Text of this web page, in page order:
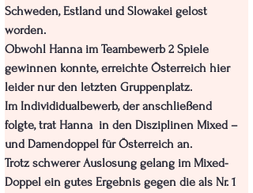
Schweden, Estland und Slowakei gelost
worden.
Obwohl Hanna im Teambewerb 2 Spiele
gewinnen konnte, erreichte Österreich hier
leider nur den letzten Gruppenplatz.
Im Individidualbewerb, der anschließend
folgte, trat Hanna  in den Disziplinen Mixed –
und Damendoppel für Österreich an.
Trotz schwerer Auslosung gelang im Mixed-
Doppel ein gutes Ergebnis gegen die als Nr. 1